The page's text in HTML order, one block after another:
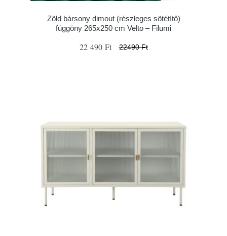
Zöld bársony dimout (részleges sötétítő)
függöny 265x250 cm Velto – Filumi
22 490 Ft 22490 Ft